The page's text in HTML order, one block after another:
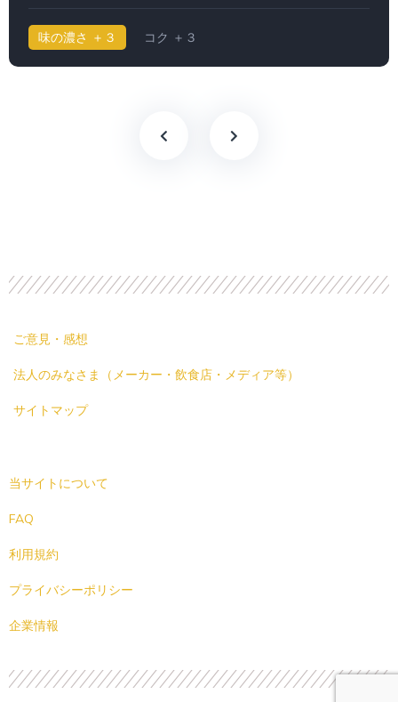
味の濃さ ＋３ コク ＋３
ご意見・感想
法人のみなさま（メーカー・飲食店・メディア等）
サイトマップ
当サイトについて
FAQ
利用規約
プライバシーポリシー
企業情報